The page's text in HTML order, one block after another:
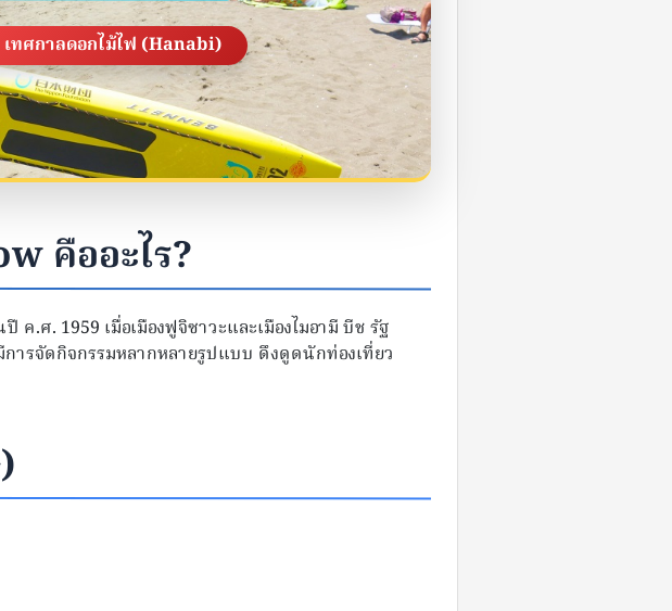
เทศกาลดอกไม้ไฟ (Hanabi)
คืออะไร?
ค.ศ. 1959 เมื่อเมืองฟูจิซาวะและเมืองไมอามี บีช รัฐ
ารจัดกิจกรรมหลากหลายรูปแบบ ดึงดูดนักท่องเที่ยว